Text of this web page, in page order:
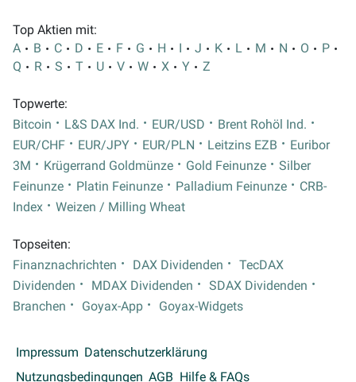
Top Aktien mit:
A
B C D E F G H I J K L M N O
P
Q
R S T U V W X Y Z
Topwerte:
Bitcoin
L&S DAX Ind. EUR/USD
Brent Rohöl Ind.
EUR/CHF
EUR/JPY EUR/PLN Leitzins EZB
Euribor
3M
Krügerrand Goldmünze Gold Feinunze
Silber
Feinunze
Platin Feinunze Palladium Feinunze
CRB-
Index
Weizen / Milling Wheat
Topseiten:
Finanznachrichten
DAX Dividenden
TecDAX
Dividenden
MDAX Dividenden
SDAX Dividenden
Branchen
Goyax-App Goyax-Widgets
Impressum Datenschutzerklärung
Nutzungsbedingungen AGB Hilfe & FAQs